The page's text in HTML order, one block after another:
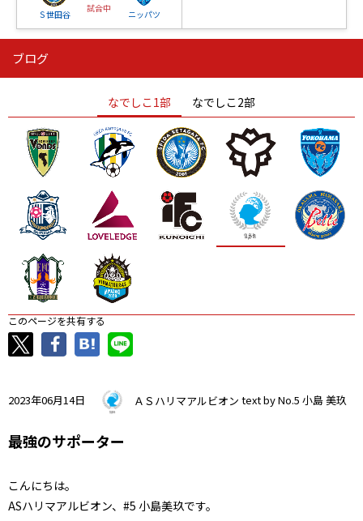
Ｓ世田谷
試合中
ニッパツ
ニッパツ
ニッパツ 名古屋
石人の星
静岡 愛媛Ｌ
ブログ
なでしこ1部 なでしこ2部
このページを共有する
2023年06月14日 ＡＳハリマアルビオン text by No.5 小島 美玖
最強のサポーター
こんにちは。
ASハリマアルビオン、#5 小島美玖です。